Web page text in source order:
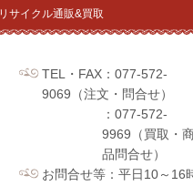
サイクル通販&買取
TEL・FAX：077-572-
9069（注文・問合せ）
：077-572-
9969（買取・
品問合せ）
お問合せ等：平日10～16